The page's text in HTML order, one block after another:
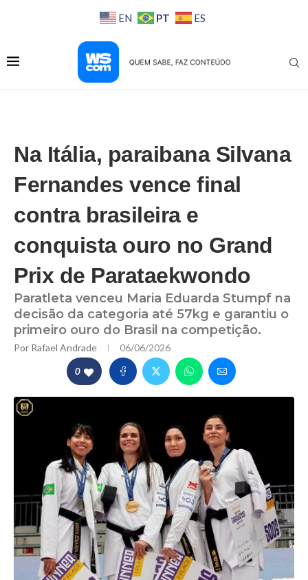
EN PT ES
Na Itália, paraibana Silvana
Fernandes vence final
contra brasileira e
conquista ouro no Grand
Prix de Parataekwondo
Paratleta venceu Maria Eduarda Stumpf na
decisão da categoria até 57kg e garantiu o
primeiro ouro do Brasil na competição.
Por Rafael Andrade 06/06/2026
0